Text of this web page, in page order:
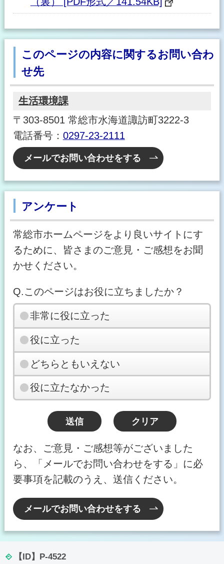
このページの内容に関するお問い合わ
せ先
生活環境課
〒303-8501 常総市水海道諏訪町3222-3
電話番号： 0297-23-2111
メールでお問い合わせをする
アンケート
常総市ホームページをより良いサイトにす
るために、皆さまのご意見・ご感想をお聞
かせください。
Q.このページはお役に立ちましたか？
非常に役に立った
役に立った
どちらともいえない
役に立たなかった
なお、ご意見・ご感想等がございました
ら、「メールでお問い合わせをする」に必
要事項を記載のうえ、送信ください。
メールでお問い合わせをする
【ID】 P-4522